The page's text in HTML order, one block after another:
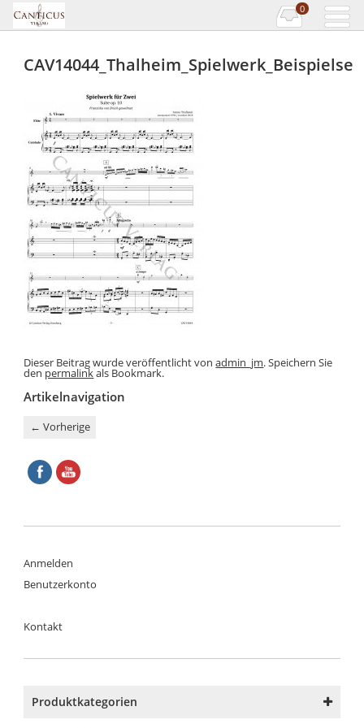
0
Dieser Beitrag wurde veröffentlicht vonadmin_jm. Speichern Sie
den permalinkals Bookmark.
Artikelnavigation
← Vorherige
Anmelden
Benutzerkonto
Kontakt
Produktkategorien